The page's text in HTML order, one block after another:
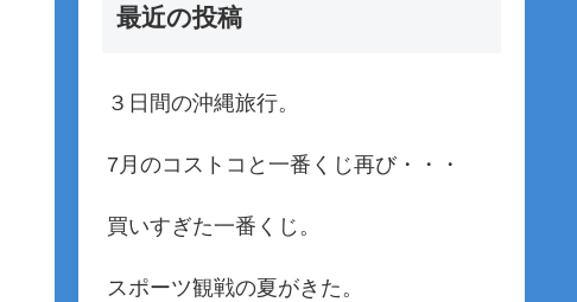
最近の投稿
３日間の沖縄旅行。
7月のコストコと一番くじ再び・・・
買いすぎた一番くじ。
スポーツ観戦の夏がきた。